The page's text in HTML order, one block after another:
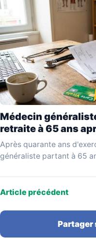
Médecin
retraite à 65 ans
Après quarante ans
généraliste partant à 65
Article précédent
Partager